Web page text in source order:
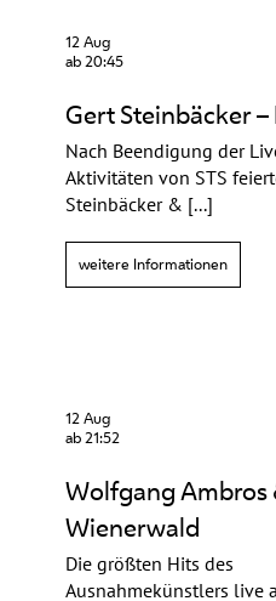
12 Aug
ab 20:45
Gert Steinbäcker
Nach Beendigung der
Aktivitäten von STS
Steinbäcker & [...]
weitere Informationen
12 Aug
ab 21:52
Wolfgang Ambros
Wienerwald
Die größten Hits des
Ausnahmekünstlers live